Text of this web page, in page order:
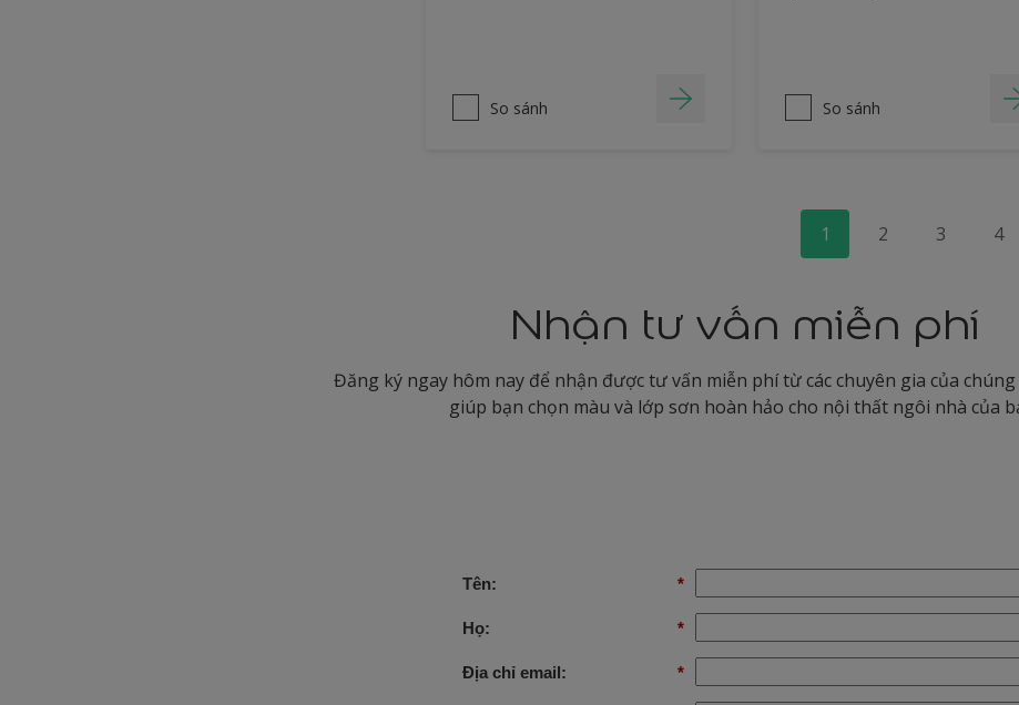
So sánh So sánh
1 2 3 4
Nhận tư vấn miễn phí
Đăng ký ngay hôm nay để nhận được tư vấn miễn phí từ các chuyên gia của
giúp bạn chọn màu và lớp sơn hoàn hảo cho nội thất ngôi nhà của